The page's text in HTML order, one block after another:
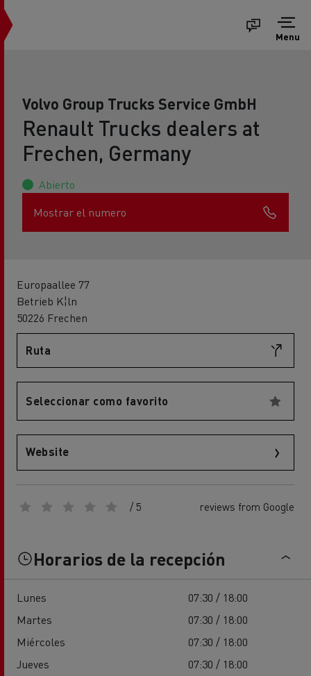
Menu
Volvo Group Trucks Service GmbH
Renault Trucks dealers at
Frechen, Germany
Abierto
Mostrar el numero
Europaallee 77
Betrieb K¦ln
50226 Frechen
Ruta
Seleccionar como favorito
Website
/ 5 reviews from Google
Horarios de la recepción
Lunes
07:30 / 18:00
Martes
07:30 / 18:00
Miércoles
07:30 / 18:00
Jueves
07:30 / 18:00